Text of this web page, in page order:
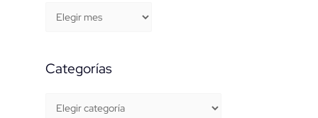
Categorías